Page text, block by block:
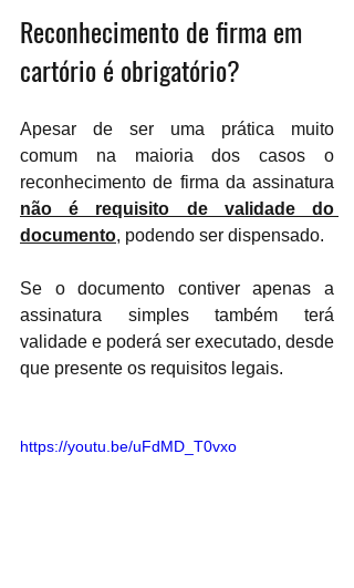
Reconhecimento de firma em
cartório é obrigatório?
Apesar de ser uma prática muito
comum na maioria dos casos o
não é requisito de validade do
documento, podendo ser dispensado.
Se o documento contiver apenas a
assinatura simples também terá
validade e poderá ser executado, desde
que presente os requisitos legais.
https://youtu.be/uFdMD_T0vxo